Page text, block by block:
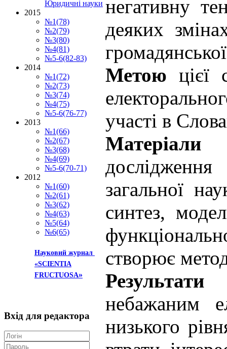
негативну
деяких
Метоюцієї
участі в
загальної
синтез,
створює
небажаним
низького
Юридичні науки
2015
№1(78)
№2(79)
№3(80)
№4(81)
№5-6(82-83)
2014
№1(72)
№2(73)
№3(74)
№4(75)
№5-6(76-77)
2013
№1(66)
№2(67)
№3(68)
№4(69)
№5-6(70-71)
2012
№1(60)
№2(61)
№3(62)
№4(63)
№5(64)
№6(65)
Науковий журнал
«SCIENTIA
FRUCTUOSA»
Вхід для редактора